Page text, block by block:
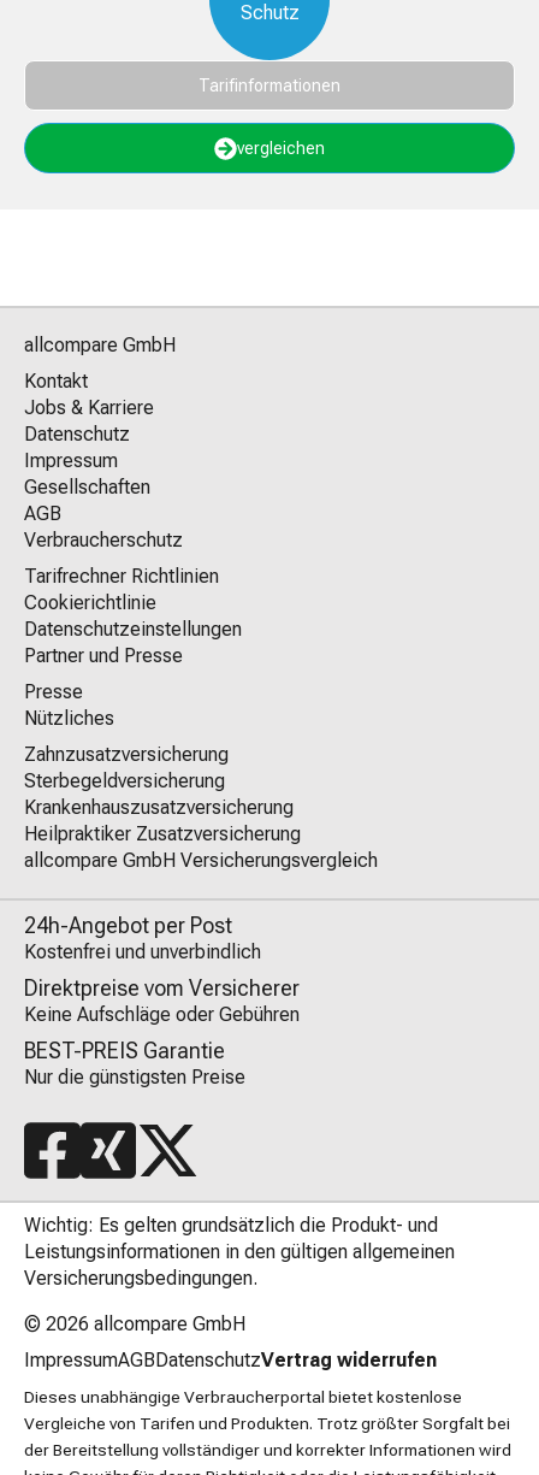
Schutz
Tarifinformationen
vergleichen
allcompare GmbH
Kontakt
Jobs & Karriere
Datenschutz
Impressum
Gesellschaften
AGB
Verbraucherschutz
Tarifrechner Richtlinien
Cookierichtlinie
Datenschutzeinstellungen
Partner und Presse
Presse
Nützliches
Zahnzusatzversicherung
Sterbegeldversicherung
Krankenhauszusatzversicherung
Heilpraktiker Zusatzversicherung
allcompare GmbH Versicherungsvergleich
24h-Angebot per Post
Kostenfrei und unverbindlich
Direktpreise vom Versicherer
Keine Aufschläge oder Gebühren
BEST-PREIS Garantie
Nur die günstigsten Preise
Wichtig: Es gelten grundsätzlich die Produkt- und
Leistungsinformationen in den gültigen allgemeinen
Versicherungsbedingungen.
© 2026 allcompare GmbH
ImpressumAGB DatenschutzVertrag widerrufen
Dieses unabhängige Verbraucherportal bietet kostenlose
Vergleiche von Tarifen und Produkten. Trotz größter Sorgfalt bei
der Bereitstellung vollständiger und korrekter Informationen wird